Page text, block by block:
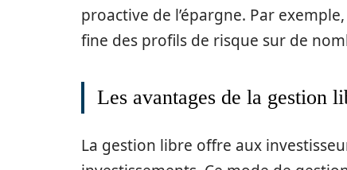
proactive de l’épargne. Par
fine des profils de risque sur de
Les avantages de la gestion
La gestion libre offre aux